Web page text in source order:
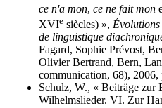
ce n'a mon, ce ne fait mon
XVIe siècles) »,
de linguistique
Fagard, Sophie Prévost,
Olivier Bertrand, Bern,
communication, 68), 2006,
Schulz, W., « Beiträge zur
Wilhelmslieder. VI. Zur